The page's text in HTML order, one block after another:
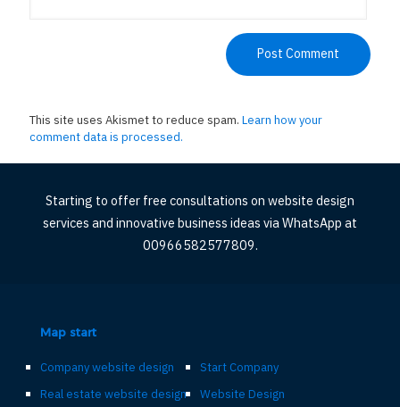
This site uses Akismet to reduce spam. Learn how your
comment data is processed.
Starting to offer free consultations on website design
services and innovative business ideas via WhatsApp at
00966582577809.
Map start
Start Company
Website Design
Company website design
Real estate website design